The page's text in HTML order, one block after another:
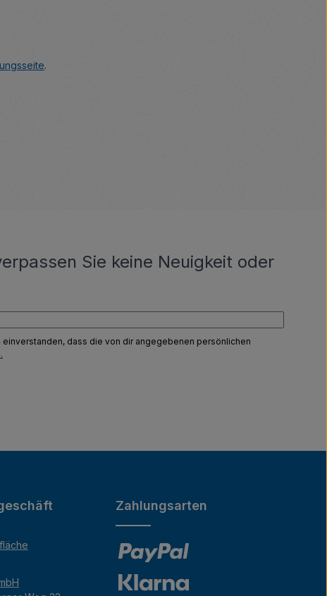
.
Sie keine Neuigkeit oder
dass die von dir angegebenen persönlichen
Zahlungsarten